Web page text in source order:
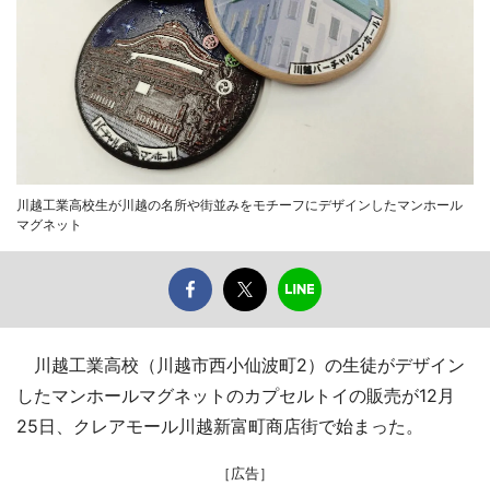
川越工業高校生が川越の名所や街並みをモチーフにデザインしたマンホール
マグネット
川越工業高校（川越市西小仙波町2）の生徒がデザイン
したマンホールマグネットのカプセルトイの販売が12月
25日、クレアモール川越新富町商店街で始まった。
［広告］